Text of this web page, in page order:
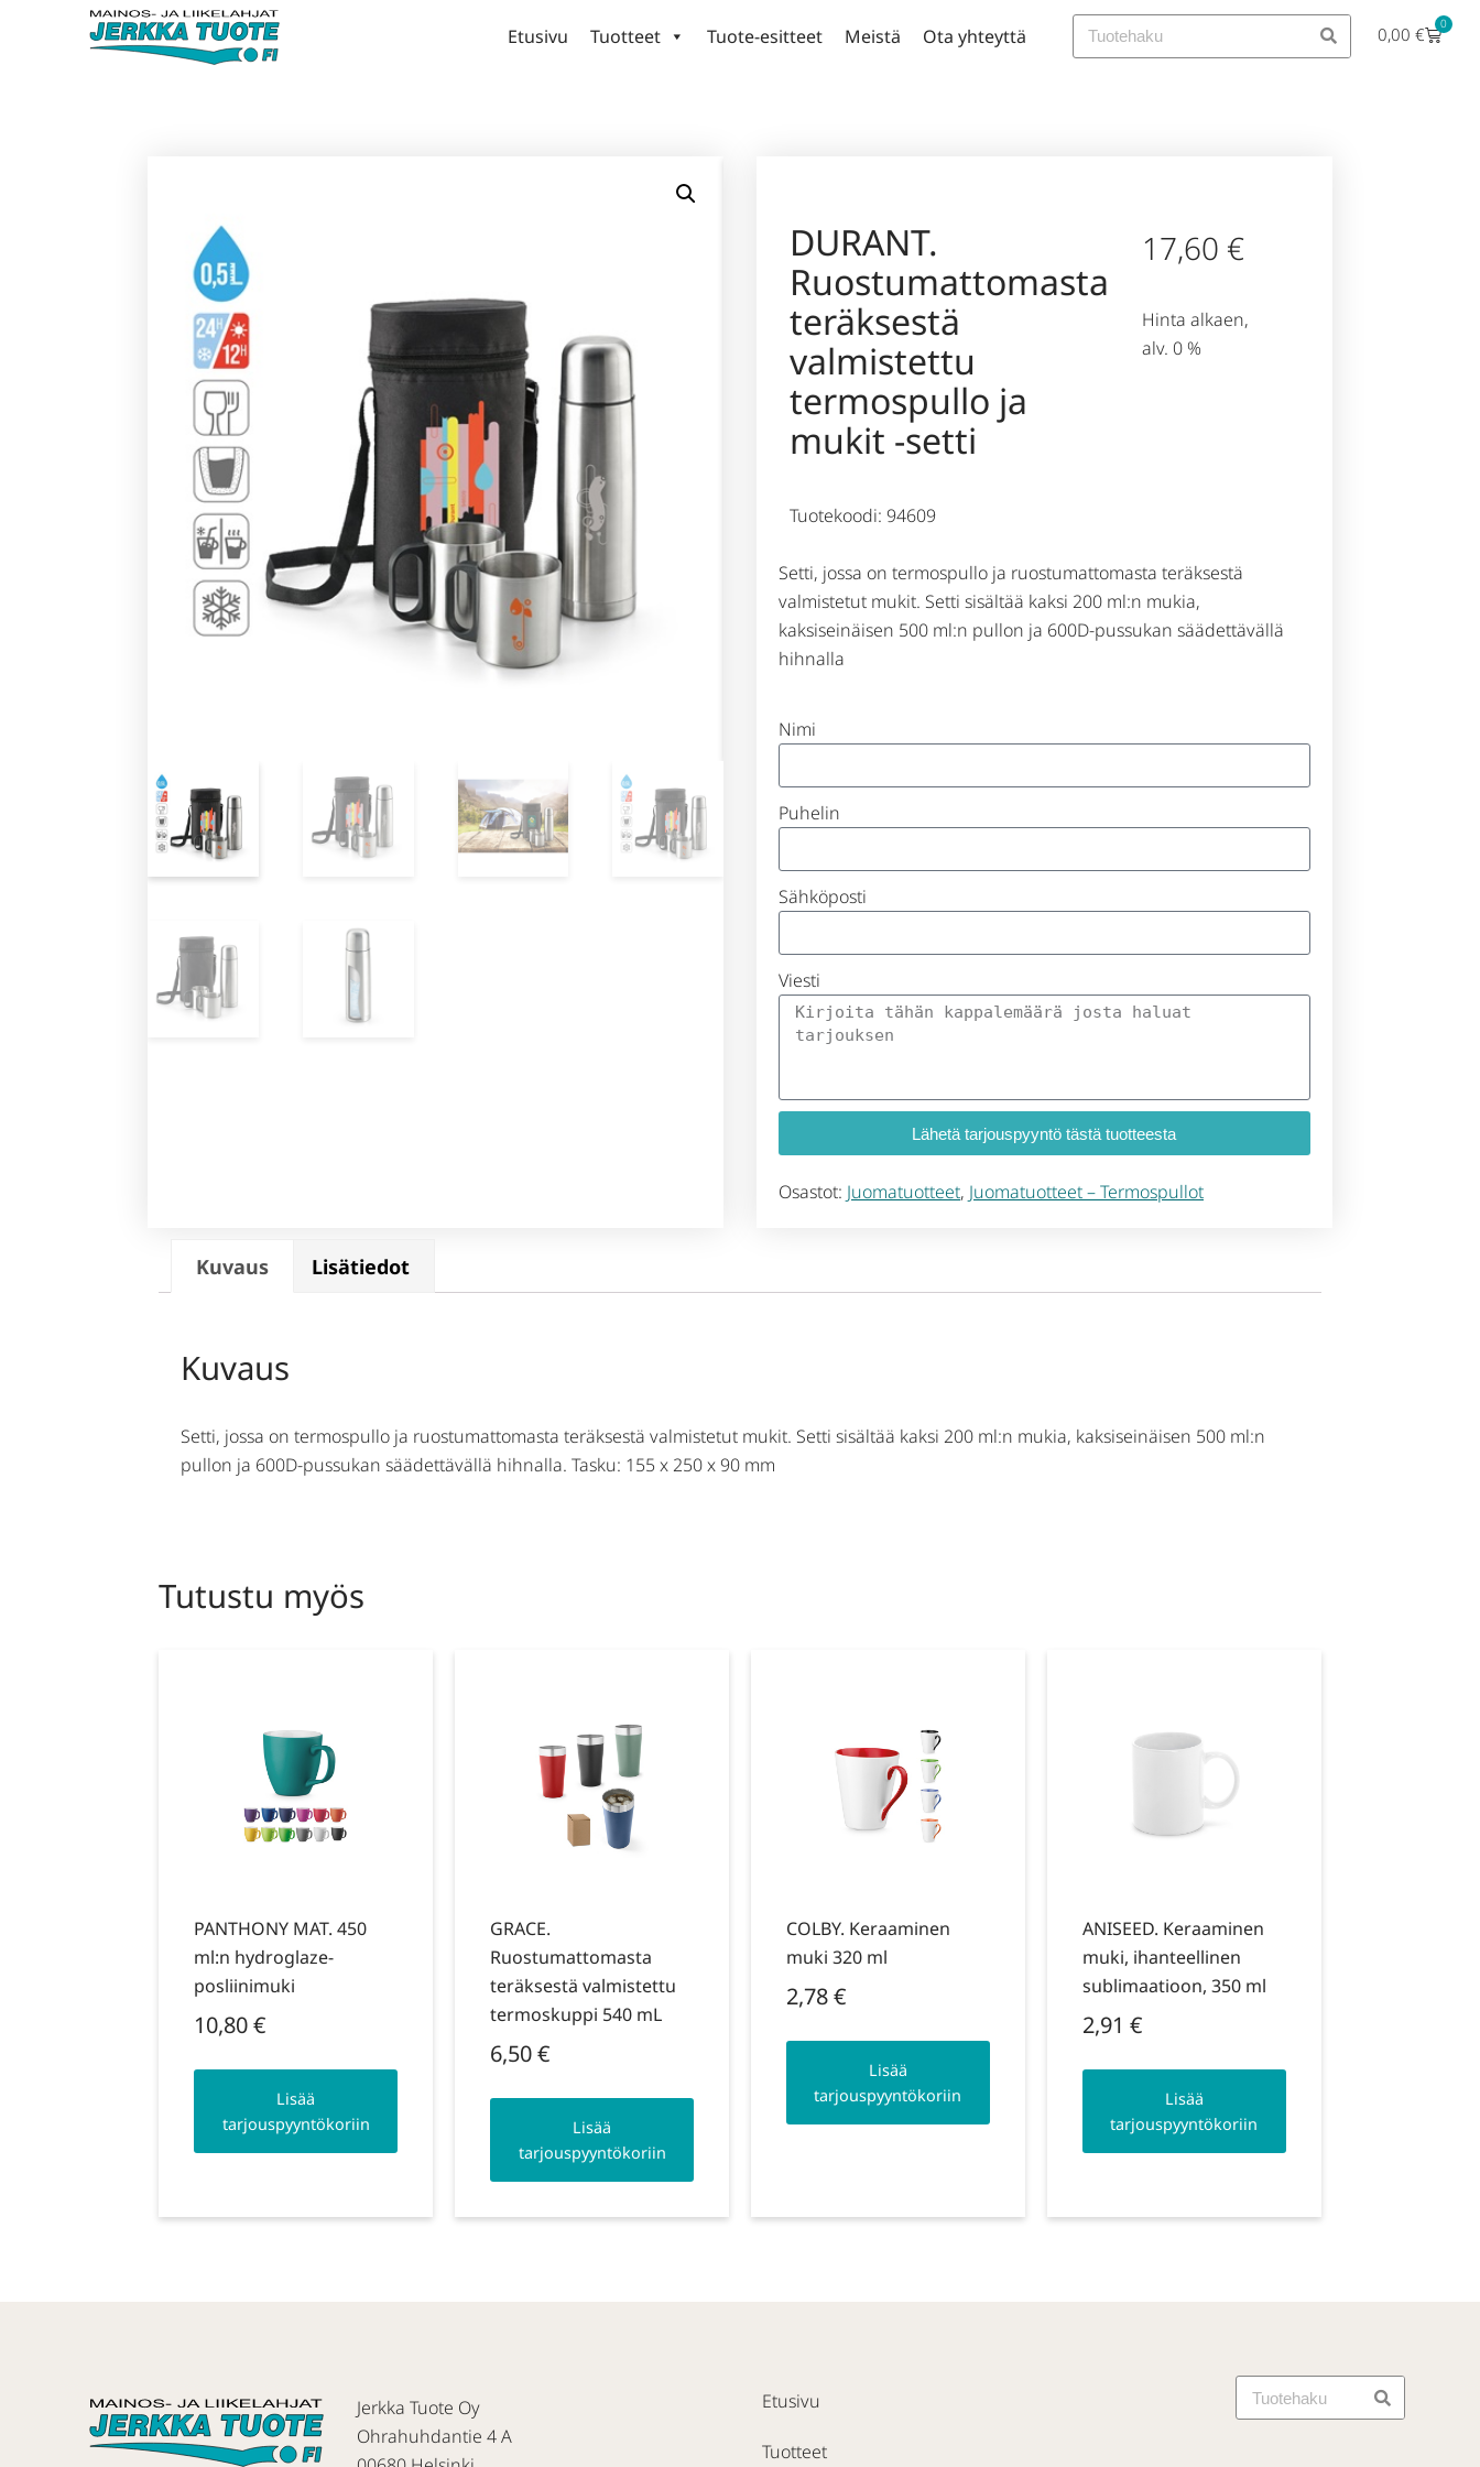
Etusivu Tuotteet Tuote-esitteet Meistä Ota yhteyttä 0,00€ 0
DURANT.
Ruostumattomasta
teräksestä
valmistettu
termospullo ja
mukit -setti
Tuotekoodi: 94609
17,60 €
Hinta alkaen,
alv. 0 %
Setti, jossa on termospullo ja ruostumattomasta teräksestä
valmistetut mukit. Setti sisältää kaksi 200 ml:n mukia,
kaksiseinäisen 500 ml:n pullon ja 600D-pussukan säädettävällä
hihnalla
Nimi
Puhelin
Sähköposti
Viesti
Lähetä tarjouspyyntö tästä tuotteesta
Osastot: Juomatuotteet, Juomatuotteet – Termospullot
Kuvaus Lisätiedot
Kuvaus
Setti, jossa on termospullo ja ruostumattomasta teräksestä valmistetut mukit. Setti sisältää kaksi 200 ml:n mukia, kaksiseinäisen 500 ml:n
pullon ja 600D-pussukan säädettävällä hihnalla. Tasku: 155 x 250 x 90 mm
Tutustu myös
PANTHONY MAT. 450
ml:n hydroglaze-
posliinimuki
10,80€
Lisää
tarjouspyyntökoriin
GRACE.
Ruostumattomasta
teräksestä valmistettu
termoskuppi 540 mL
6,50€
Lisää
tarjouspyyntökoriin
COLBY. Keraaminen
muki 320 ml
2,78€
Lisää
tarjouspyyntökoriin
ANISEED. Keraaminen
muki, ihanteellinen
sublimaatioon, 350 ml
2,91 €
Lisää
tarjouspyyntökoriin
Jerkka Tuote Oy
Ohrahuhdantie 4 A
Etusivu
Tuotteet